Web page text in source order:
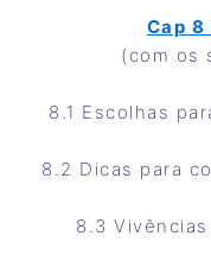
Cap 8
(com os
8.1 Escolhas
8.2 Dicas para
8.3